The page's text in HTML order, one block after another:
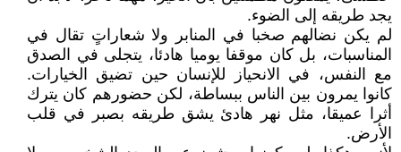
يجد طريقه إلى الضوء.
لم يكن نضالهم صخبا في المنابر ولا شعاراتٍ تقال في
المناسبات، بل كان موقفا يوميا هادئا، يتجلى في الصدق
مع النفس، في الانحياز للإنسان حين تضيق الخيارات.
كانوا يمرون بين الناس ببساطة، لكن حضورهم كان يترك
أثرا عميقا، مثل نهر هادئ يشق طريقه بصبر في قلب
الأرض.